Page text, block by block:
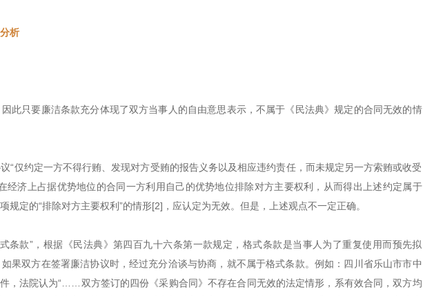
析
此只要廉洁条款充分体现了双方当事人的自由意思表示，不属于《民法典》规定的合同无效的情
“仅约定一方不得行贿、发现对方受贿的报告义务以及相应违约责任，而未规定另一方索贿或收受
经济上占据优势地位的合同一方利用自己的优势地位排除对方主要权利，从而得出上述约定属于
规定的“排除对方主要权利”的情形[2]，应认定为无效。但是，上述观点不一定正确。
条款”，根据《民法典》第四百九十六条第一款规定，格式条款是当事人为了重复使用而预先拟
果双方在签署廉洁协议时，经过充分洽谈与协商，就不属于格式条款。例如：四川省乐山市市中
，法院认为“……双方签订的四份《采购合同》不存在合同无效的法定情形，系有效合同，双方均